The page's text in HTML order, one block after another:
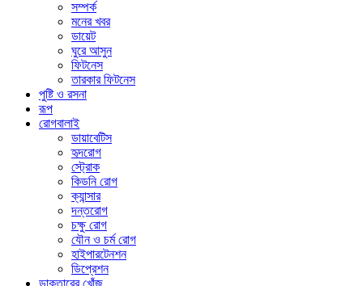
সম্পর্ক
মনের খবর
ডায়েট
ঘুরে আসুন
ফিটনেস
তারকার ফিটনেস
পুষ্টি ও রসনা
রূপ
রোগবালাই
ডায়াবেটিস
হৃদরোগ
স্ট্রোক
কিডনি রোগ
ক্যান্সার
দন্তরোগ
চক্ষু রোগ
যৌন ও চর্ম রোগ
হাইপারটেনশন
ডিপ্রেশন
ডাক্তারের খোঁজ